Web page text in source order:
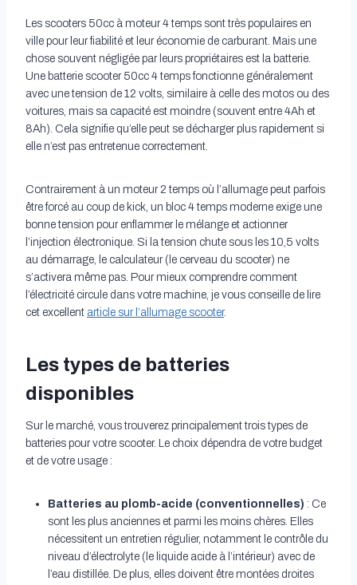
Les scooters 50cc à moteur 4 temps sont très populaires en
ville pour leur fiabilité et leur économie de carburant. Mais une
chose souvent négligée par leurs propriétaires est la batterie.
Une batterie scooter 50cc 4 temps fonctionne généralement
avec une tension de 12 volts, similaire à celle des motos ou des
voitures, mais sa capacité est moindre (souvent entre 4Ah et
8Ah). Cela signifie qu’elle peut se décharger plus rapidement si
elle n’est pas entretenue correctement.
Contrairement à un moteur 2 temps où l’allumage peut parfois
être forcé au coup de kick, un bloc 4 temps moderne exige une
bonne tension pour enflammer le mélange et actionner
l’injection électronique. Si la tension chute sous les 10,5 volts
au démarrage, le calculateur (le cerveau du scooter) ne
s’activera même pas. Pour mieux comprendre comment
l’électricité circule dans votre machine, je vous conseille de lire
cet excellent article sur l’allumage scooter.
Les types de batteries
disponibles
Sur le marché, vous trouverez principalement trois types de
batteries pour votre scooter. Le choix dépendra de votre budget
et de votre usage :
Batteries au plomb-acide (conventionnelles) : Ce
sont les plus anciennes et parmi les moins chères. Elles
nécessitent un entretien régulier, notamment le contrôle du
niveau d’électrolyte (le liquide acide à l’intérieur) avec de
l’eau distillée. De plus, elles doivent être montées droites